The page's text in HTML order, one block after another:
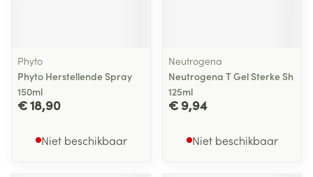
Phyto
Phyto Herstellende Spray
150ml
€ 18,90
Niet beschikbaar
Neutrogena
Neutrogena T Gel Sterke Sh
125ml
€ 9,94
Niet beschikbaar